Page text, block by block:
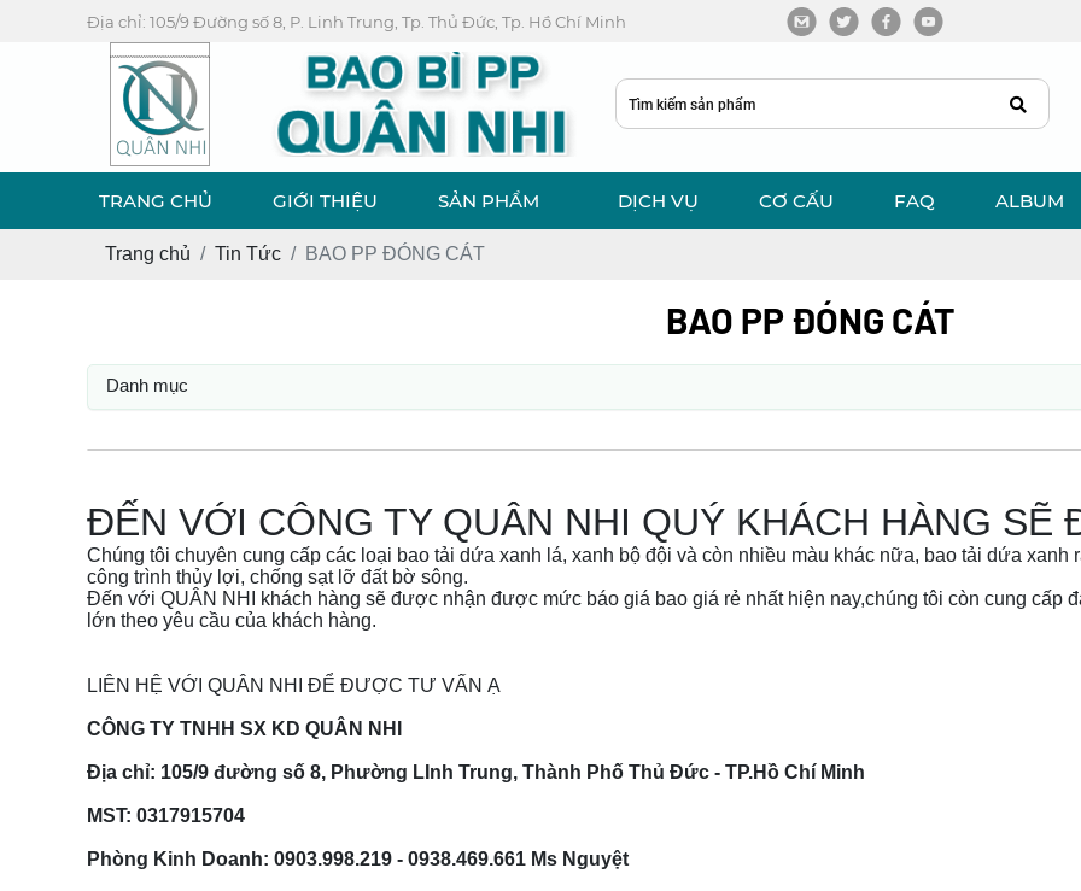
Địa chỉ: 105/9 Đường số 8, P. Linh Trung, Tp. Thủ Đức, Tp. Hồ Chí Minh
TRANG CHỦ GIỚI THIỆU SẢN PHẨM DỊCH VỤ CƠ CẤU FAQ ALBUM
Trang chủ Tin Tức BAO PP ĐÓNG CÁT
BAO PP ĐÓNG CÁT
Danh mục
ĐẾN VỚI CÔNG TY QUÂN NHI QUÝ KHÁCH HÀNG SẼ
Chúng tôi chuyên cung cấp các loại bao tải dứa xanh lá, xanh bộ đội và còn nhiều màu khác nữa, bao tải dứa
công trình thủy lợi, chống sạt lỡ đất bờ sông.
Đến với QUÂN NHI khách hàng sẽ được nhận được mức báo giá bao giá rẻ nhất hiện nay,chúng tôi còn cung
lớn theo yêu cầu của khách hàng.
LIÊN HỆ VỚI QUÂN NHI ĐỂ ĐƯỢC TƯ VẤN Ạ
CÔNG TY TNHH SX KD QUÂN NHI
Địa chỉ: 105/9 đường số 8, Phường LInh Trung, Thành Phố Thủ Đức - TP.Hồ Chí Minh
MST: 0317915704
Phòng Kinh Doanh: 0903.998.219 - 0938.469.661 Ms Nguyệt